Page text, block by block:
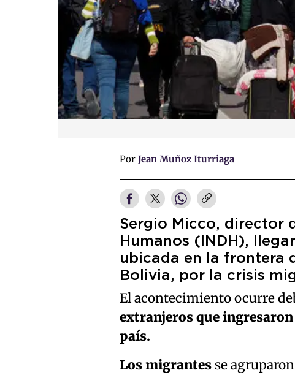
Por Jean Muñoz Iturriaga
Sergio Micco, director
Humanos (INDH),
ubicada en la frontera
Bolivia, por la crisis
El acontecimiento ocurre
extranjeros que
país.
Los migrantes se